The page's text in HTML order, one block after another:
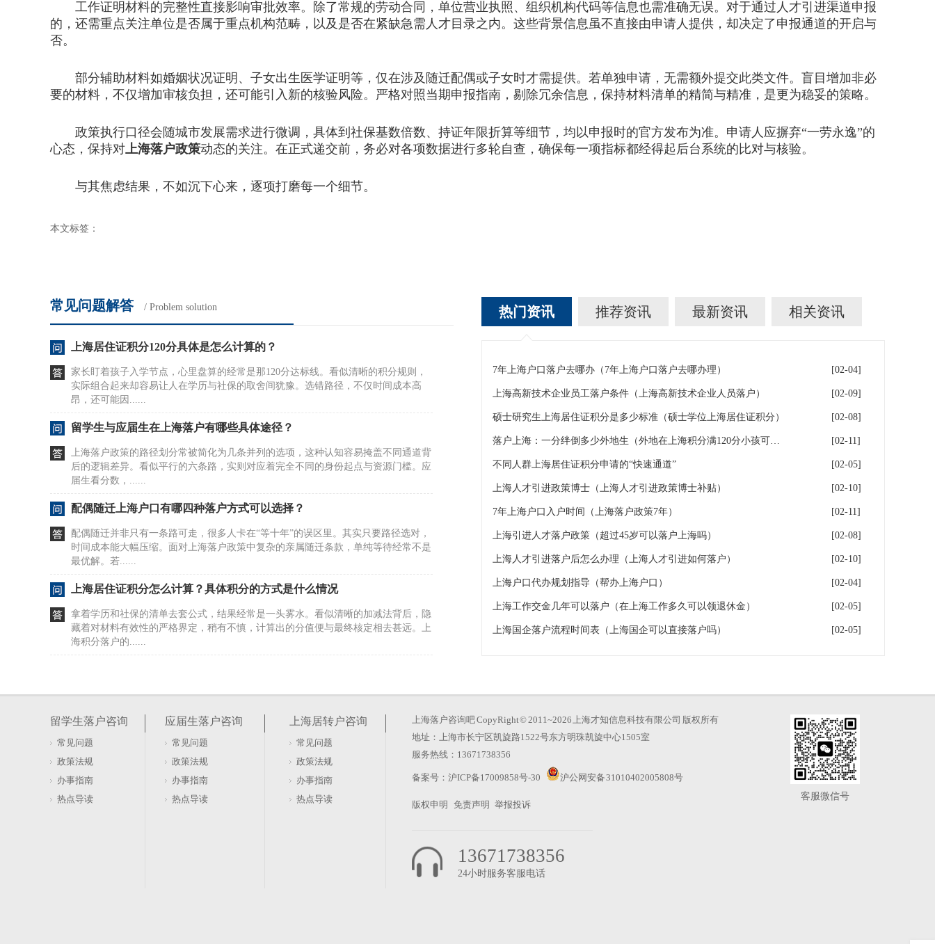
工作证明材料的完整性直接影响审批效率。除了常规的劳动合同，单位营业执照、组织机构代码等信息也需准确无误。对于通过人才引进渠道申报
的，还需重点关注单位是否属于重点机构范畴，以及是否在紧缺急需人才目录之内。这些背景信息虽不直接由申请人提供，却决定了申报通道的开启与
否。
部分辅助材料如婚姻状况证明、子女出生医学证明等，仅在涉及随迁配偶或子女时才需提供。若单独申请，无需额外提交此类文件。盲目增加非必
要的材料，不仅增加审核负担，还可能引入新的核验风险。严格对照当期申报指南，剔除冗余信息，保持材料清单的精简与精准，是更为稳妥的策略。
政策执行口径会随城市发展需求进行微调，具体到社保基数倍数、持证年限折算等细节，均以申报时的官方发布为准。申请人应摒弃“一劳永逸”的
心态，保持对上海落户政策动态的关注。在正式递交前，务必对各项数据进行多轮自查，确保每一项指标都经得起后台系统的比对与核验。
与其焦虑结果，不如沉下心来，逐项打磨每一个细节。
本文标签：
常见问题解答 / Problem solution
上海居住证积分120分具体是怎么计算的？
家长盯着孩子入学节点，心里盘算的经常是那120分达标线。看似清晰的积分规则，
实际组合起来却容易让人在学历与社保的取舍间犹豫。选错路径，不仅时间成本高
昂，还可能因......
留学生与应届生在上海落户有哪些具体途径？
上海落户政策的路径划分常被简化为几条并列的选项，这种认知容易掩盖不同通道背
后的逻辑差异。看似平行的六条路，实则对应着完全不同的身份起点与资源门槛。应
届生看分数，......
配偶随迁上海户口有哪四种落户方式可以选择？
配偶随迁并非只有一条路可走，很多人卡在“等十年”的误区里。其实只要路径选对，
时间成本能大幅压缩。面对上海落户政策中复杂的亲属随迁条款，单纯等待经常不是
最优解。若......
上海居住证积分怎么计算？具体积分的方式是什么情况
拿着学历和社保的清单去套公式，结果经常是一头雾水。看似清晰的加减法背后，隐
藏着对材料有效性的严格界定，稍有不慎，计算出的分值便与最终核定相去甚远。上
海积分落户的......
很多人盯着社保和劳动合同，以为这是办证的硬门槛。2026年的政策调整却反其道而
本与租赁......
软考证书能否用于上海居住证积分落户办理
盯着软考证书发呆，以为拿到手就能直接兑换上海户口？这种想法太天真。上海积分
卡在有了证......
热门资讯 推荐资讯 最新资讯 相关资讯
7年上海户口落户去哪办（7年上海户口落户去哪办理） [02-04]
上海高新技术企业员工落户条件（上海高新技术企业人员落户） [02-09]
硕士研究生上海居住证积分是多少标准（硕士学位上海居住证积分） [02-08]
落户上海：一分绊倒多少外地生（外地在上海积分满120分小孩可以考上海大学吗） [02-11]
不同人群上海居住证积分申请的“快速通道” [02-05]
上海人才引进政策博士（上海人才引进政策博士补贴） [02-10]
7年上海户口入户时间（上海落户政策7年） [02-11]
上海引进人才落户政策（超过45岁可以落户上海吗） [02-08]
上海人才引进落户后怎么办理（上海人才引进如何落户） [02-10]
上海户口代办规划指导（帮办上海户口） [02-04]
上海工作交金几年可以落户（在上海工作多久可以领退休金） [02-05]
上海国企落户流程时间表（上海国企可以直接落户吗） [02-05]
留学生落户咨询
常见问题
政策法规
办事指南
热点导读
应届生落户咨询
常见问题
政策法规
办事指南
热点导读
上海居转户咨询
常见问题
政策法规
办事指南
热点导读
上海落户咨询吧CopyRight © 2011~2026 上海才知信息科技有限公司 版权所有
地址：上海市长宁区凯旋路1522号东方明珠凯旋中心1505室
服务热线：13671738356
备案号： 沪ICP备17009858号-30 沪公网安备 31010402005808号
版权申明 免责声明 举报投诉
13671738356
24小时服务客服电话
客服微信号